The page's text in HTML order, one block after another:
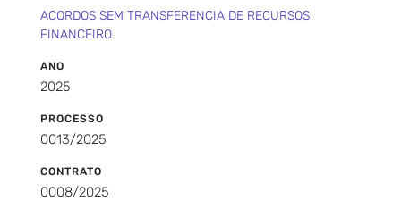
ACORDOS SEM TRANSFERENCIA DE RECURSOS
FINANCEIRO
ANO
2025
PROCESSO
0013/2025
CONTRATO
0008/2025